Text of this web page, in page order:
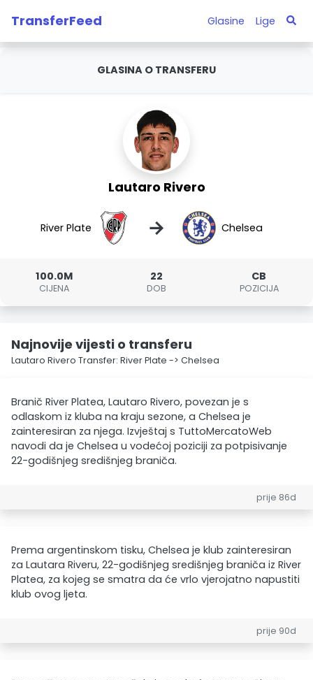
TransferFeed Glasine Lige
GLASINA O TRANSFERU
Lautaro Rivero
River Plate → Chelsea
100.0M
CIJENA
22
DOB
CB
POZICIJA
Najnovije vijesti o transferu
Lautaro Rivero Transfer: River Plate -> Chelsea
Branič River Platea, Lautaro Rivero, povezan je s
odlaskom iz kluba na kraju sezone, a Chelsea je
zainteresiran za njega. Izvještaj s TuttoMercatoWeb
navodi da je Chelsea u vodećoj poziciji za potpisivanje
22-godišnjeg središnjeg braniča.
prije 86d
Prema argentinskom tisku, Chelsea je klub zainteresiran
za Lautara Riveru, 22-godišnjeg središnjeg braniča iz River
Platea, za kojeg se smatra da će vrlo vjerojatno napustiti
klub ovog ljeta.
prije 90d